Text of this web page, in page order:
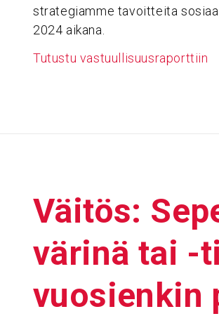
strategiamme tavoitteita
2024 aikana.
Tutustu vastuullisuusraporttiin
Väitös:
vä­rinä tai -
vuosienkin